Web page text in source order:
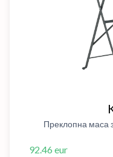
Преклопна маса
92.46 eur